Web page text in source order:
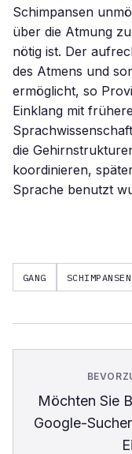
Schimpansen
über die Atmung
nötig ist. Der
des Atmens und
ermöglicht, so
Einklang mit
die
koordinieren,
Sprache benutzt
GANG SCHIMPANSEN
Möchten Sie
Google-